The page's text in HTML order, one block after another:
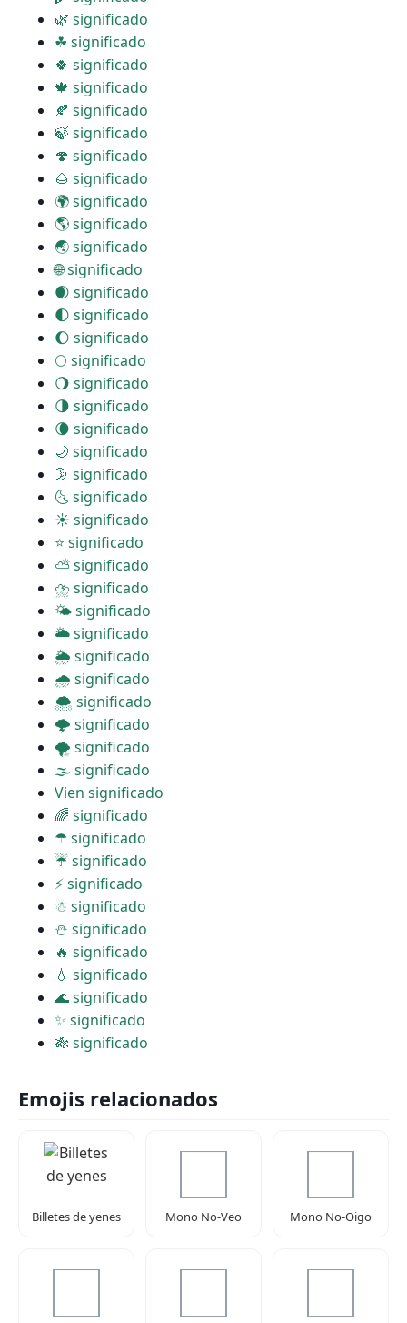
🌿 significado
☘ significado
🍀 significado
🍁 significado
🍂 significado
🍃 significado
🍄 significado
🌰 significado
🌍 significado
🌎 significado
🌏 significado
🌐 significado
🌒 significado
🌓 significado
🌔 significado
🌕 significado
🌖 significado
🌗 significado
🌘 significado
🌙 significado
🌛 significado
🌜 significado
☀ significado
⭐ significado
⛅ significado
⛈ significado
🌤 significado
🌥 significado
🌦 significado
🌧 significado
🌨 significado
🌩 significado
🌪 significado
🌫 significado
Vien significado
🌈 significado
☂ significado
☔ significado
⚡ significado
☃ significado
⛄ significado
🔥 significado
💧 significado
🌊 significado
✨ significado
🎋 significado
Emojis relacionados
Billetes de yenes Mono No-Veo Mono No-Oigo